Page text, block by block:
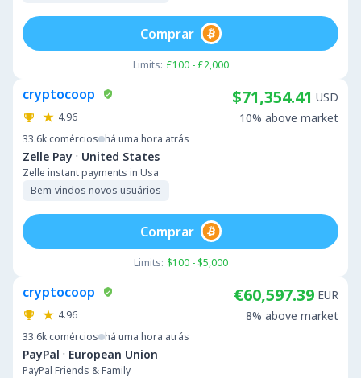
Limits: £100 - £2,000
Comprar
cryptocoop
4.96
33.6k comércios há uma hora atrás
Zelle Pay · United States
Zelle instant payments in Usa
Bem-vindos novos usuários
$71,354.41 USD
10% above market
Limits: $100 - $5,000
Comprar
cryptocoop
4.96
33.6k comércios há uma hora atrás
PayPal · European Union
PayPal Friends & Family
€60,597.39 EUR
8% above market